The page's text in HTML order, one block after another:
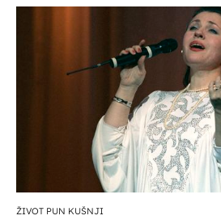
ŽIVOT PUN KUŠNJI